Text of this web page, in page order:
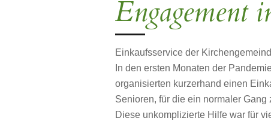
Engagement
Einkaufsservice der
In den ersten Monaten der
organisierten kurzerhand einen
Senioren, für die ein normaler
Diese unkomplizierte Hilfe war für